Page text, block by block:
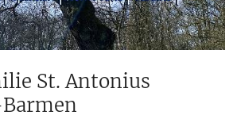
St. Antonius